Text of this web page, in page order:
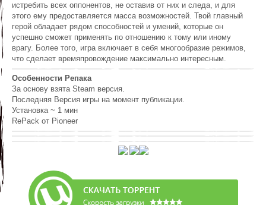
истребить всех оппонентов, не оставив от них и следа, и для
этого ему предоставляется масса возможностей. Твой главный
герой обладает рядом способностей и умений, которые он
успешно сможет применять по отношению к тому или иному
врагу. Более того, игра включает в себя многообразие режимов,
что сделает времяпровождение максимально интересным.
Особенности Репака
За основу взята Steam версия.
Последняя Версия игры на момент публикации.
Установка ~ 1 мин
RePack от Pioneer